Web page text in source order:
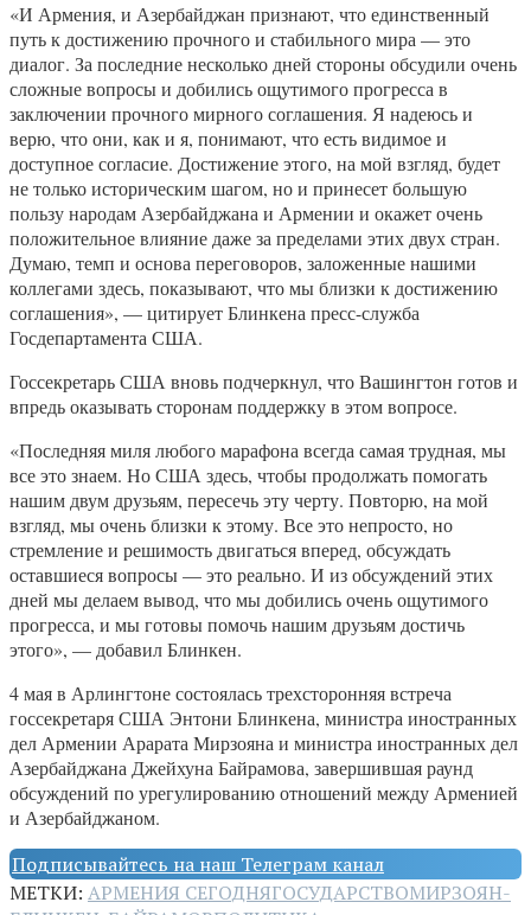
«И Армения, и Азербайджан признают, что единственный
путь к достижению прочного и стабильного мира — это
диалог. За последние несколько дней стороны обсудили очень
сложные вопросы и добились ощутимого прогресса в
заключении прочного мирного соглашения. Я надеюсь и
верю, что они, как и я, понимают, что есть видимое и
доступное согласие. Достижение этого, на мой взгляд, будет
не только историческим шагом, но и принесет большую
пользу народам Азербайджана и Армении и окажет очень
положительное влияние даже за пределами этих двух стран.
Думаю, темп и основа переговоров, заложенные нашими
коллегами здесь, показывают, что мы близки к достижению
соглашения», — цитирует Блинкена пресс-служба
Госдепартамента США.
Госсекретарь США вновь подчеркнул, что Вашингтон готов и
впредь оказывать сторонам поддержку в этом вопросе.
«Последняя миля любого марафона всегда самая трудная, мы
все это знаем. Но США здесь, чтобы продолжать помогать
нашим двум друзьям, пересечь эту черту. Повторю, на мой
взгляд, мы очень близки к этому. Все это непросто, но
стремление и решимость двигаться вперед, обсуждать
оставшиеся вопросы — это реально. И из обсуждений этих
дней мы делаем вывод, что мы добились очень ощутимого
прогресса, и мы готовы помочь нашим друзьям достичь
этого», — добавил Блинкен.
4 мая в Арлингтоне состоялась трехсторонняя встреча
госсекретаря США Энтони Блинкена, министра иностранных
дел Армении Арарата Мирзояна и министра иностранных дел
Азербайджана Джейхуна Байрамова, завершившая раунд
обсуждений по урегулированию отношений между Арменией
и Азербайджаном.
Подписывайтесь на наш Телеграм канал
МЕТКИ: АРМЕНИЯ СЕГОДНЯГОСУДАРСТВОМИРЗОЯН-